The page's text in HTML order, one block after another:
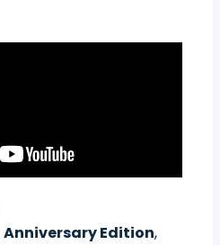
Anniversary Edition,